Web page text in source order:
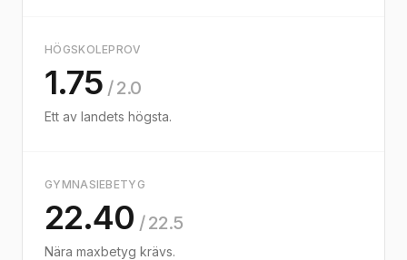
HÖGSKOLEPROV
1.75 / 2.0
Ett av landets högsta.
GYMNASIEBETYG
22.40 / 22.5
Nära maxbetyg krävs.